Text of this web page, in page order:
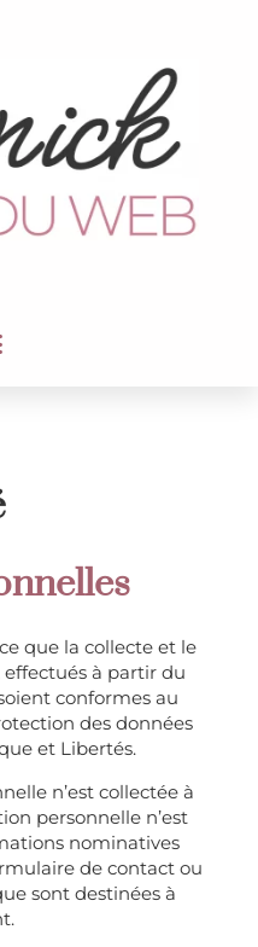
que la collecte et le
à partir du
conformes au
des données
et Libertés.
n’est collectée à
personnelle n’est
nominatives
de contact ou
sont destinées à